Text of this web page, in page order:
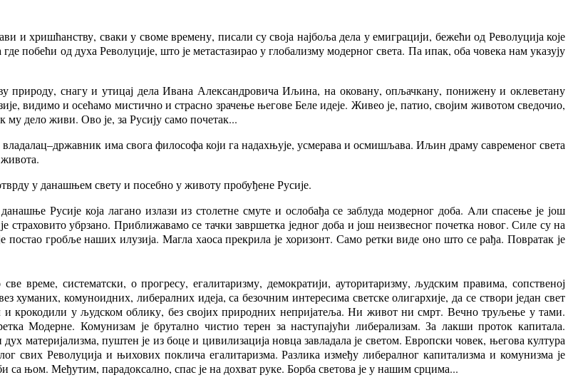
хришћанству, сваки у своме времену, писали су своја најбоља дела у емиграцији, бежећи од Револуција које
побећи од духа Револуције, што је метастазирао у глобализму модерног света. Па ипак, оба човека нам указују
природу, снагу и утицај дела Ивана Александровича Иљина, на оковану, опљачкану, понижену и оклеветану
видимо и осећамо мистично и страсно зрачење његове Беле идеје. Живео је, патио, својим животом сведочио,
дело живи. Ово је, за Русију само почетак...
има свога философа који га надахњује, усмерава и осмишљава. Иљин драму савременог света
у данашњем свету и посебно у животу пробуђене Русије.
Русије која лагано излази из столетне смуте и ослобађа се заблуда модерног доба. Aли спасење је још
страховито убрзано. Приближавамо се тачки завршетка једног доба и још неизвесног почетка новог. Силе су на
гробље наших илузија. Магла хаоса прекрила је хоризонт. Само ретки виде оно што се рађа.Повратак је
време, систематски, о прогресу, егалитаризму, демократији, ауторитаризму, људским правима, сопственој
хуманих, комуноидних, либералних идеја, са безочним интересима светске олигархије, да се створи један свет
и крокодили у људском облику, без својих природних непријатеља. Ни живот ни смрт. Вечно труљење у тами.
Модерне. Комунизам је брутално чистио терен за наступајући либерализам. За лакши проток капитала.
материјализма, пуштен је из боце и цивилизација новца завладала је светом. Европски човек, његова култура
свих Револуција и њихових поклича егалитаризма. Разлика између либералног капитализма и комунизма је
са њом. Међутим, парадоксално, спас је на дохват руке. Борба светова је у нашим срцима...